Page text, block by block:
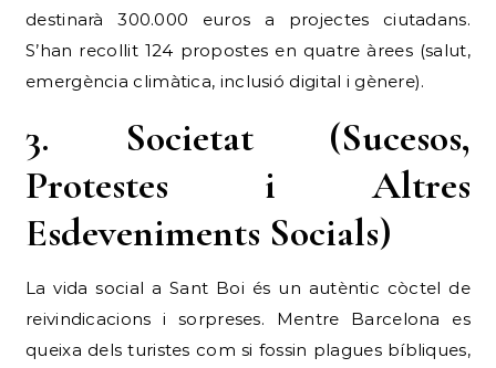
destinarà 300.000 euros a projectes ciutadans.
S’han recollit 124 propostes en quatre àrees (salut,
emergència climàtica, inclusió digital i gènere).
3. Societat (Sucesos,
Protestes i Altres
Esdeveniments Socials)
La vida social a Sant Boi és un autèntic còctel de
reivindicacions i sorpreses. Mentre Barcelona es
queixa dels turistes com si fossin plagues bíbliques,